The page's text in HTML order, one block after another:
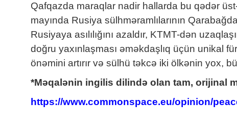
Qafqazda maraqlar nadir hallarda bu qədər
mayında Rusiya sülhməramlılarının
Rusiyaya asılılığını azaldır, KTMT-dən
doğru yaxınlaşması əməkdaşlıq üçün unikal
önəmini artırır və sülhü təkcə iki ölkənin yox,
*Məqalənin ingilis dilində olan tam, orijinal
https://www.commonspace.eu/opinion/